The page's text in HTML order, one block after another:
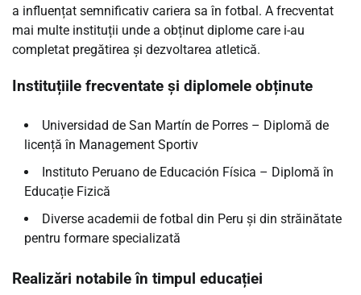
a influențat semnificativ cariera sa în fotbal. A frecventat
mai multe instituții unde a obținut diplome care i-au
completat pregătirea și dezvoltarea atletică.
Instituțiile frecventate și diplomele obținute
Universidad de San Martín de Porres – Diplomă de
licență în Management Sportiv
Instituto Peruano de Educación Física – Diplomă în
Educație Fizică
Diverse academii de fotbal din Peru și din străinătate
pentru formare specializată
Realizări notabile în timpul educației